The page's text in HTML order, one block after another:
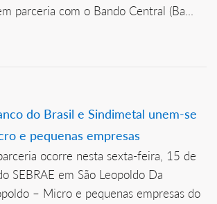
parceria com o Bando Central (Ba...
do Brasil e Sindimetal unem-se
e pequenas empresas
ocorre nesta sexta-feira, 15 de
SEBRAE em São Leopoldo Da
– Micro e pequenas empresas do